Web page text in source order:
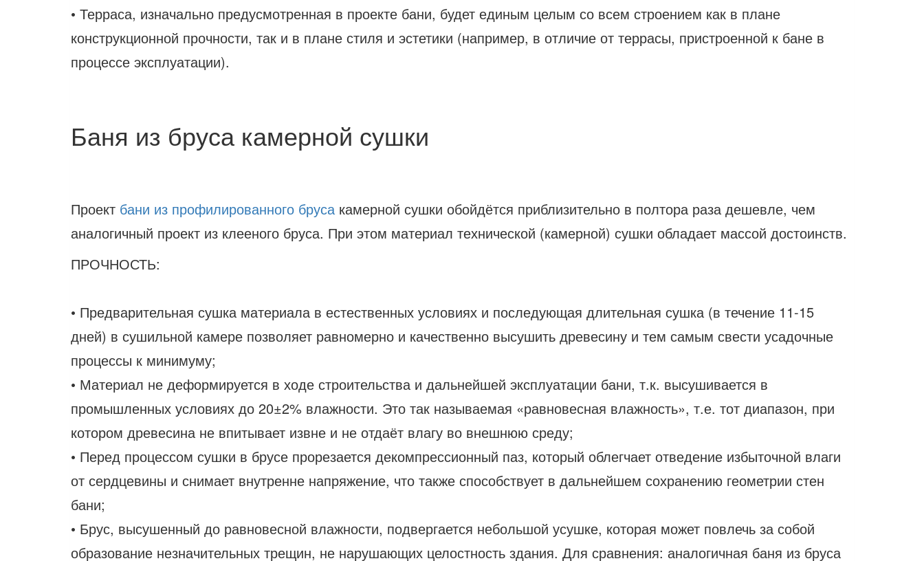
• Терраса, изначально предусмотренная в проекте бани, будет единым целым со всем строением как в плане
конструкционной прочности, так и в плане стиля и эстетики (например, в отличие от террасы, пристроенной к бане в
процессе эксплуатации).
Баня из бруса камерной сушки
Проект бани из профилированного бруса камерной сушки обойдётся приблизительно в полтора раза дешевле, чем
аналогичный проект из клееного бруса. При этом материал технической (камерной) сушки обладает массой достоинств.
ПРОЧНОСТЬ:
• Предварительная сушка материала в естественных условиях и последующая длительная сушка (в течение 11-15
дней) в сушильной камере позволяет равномерно и качественно высушить древесину и тем самым свести усадочные
процессы к минимуму;
• Материал не деформируется в ходе строительства и дальнейшей эксплуатации бани, т.к. высушивается в
промышленных условиях до 20±2% влажности. Это так называемая «равновесная влажность», т.е. тот диапазон, при
котором древесина не впитывает извне и не отдаёт влагу во внешнюю среду;
• Перед процессом сушки в брусе прорезается декомпрессионный паз, который облегчает отведение избыточной влаги
от сердцевины и снимает внутренне напряжение, что также способствует в дальнейшем сохранению геометрии стен
бани;
• Брус, высушенный до равновесной влажности, подвергается небольшой усушке, которая может повлечь за собой
образование незначительных трещин, не нарушающих целостность здания. Для сравнения: аналогичная баня из бруса